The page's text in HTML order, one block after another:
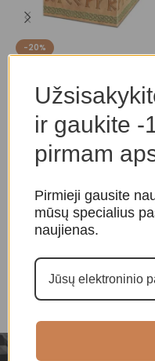
-20%
Taro ir orakulo kortos
28,00
ir gaukite -
pirmam
Pirmieji gausite
mūsų specialius
naujienas.